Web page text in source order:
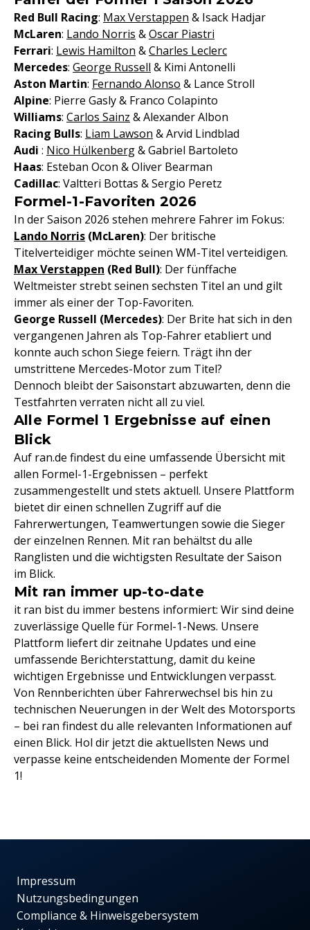
Red Bull Racing: Max Verstappen & Isack Hadjar
McLaren: Lando Norris &Oscar Piastri
Ferrari: Lewis Hamilton &Charles Leclerc
Mercedes: George Russell & Kimi Antonelli
Aston Martin: Fernando Alonso & Lance Stroll
Alpine: Pierre Gasly & Franco Colapinto
Williams: Carlos Sainz & Alexander Albon
Racing Bulls: Liam Lawson & Arvid Lindblad
Audi : Nico Hülkenberg& Gabriel Bartoleto
Haas: Esteban Ocon & Oliver Bearman
Cadillac: Valtteri Bottas & Sergio Peretz
Formel-1-Favoriten 2026
In der Saison 2026 stehen mehrere Fahrer im Fokus:
Lando Norris (McLaren): Der britische
Titelverteidiger möchte seinen WM-Titel verteidigen.
Max Verstappen (Red Bull): Der fünffache
Weltmeister strebt seinen sechsten Titel an und gilt
immer als einer der Top-Favoriten.
George Russell (Mercedes): Der Brite hat sich in den
vergangenen Jahren als Top-Fahrer etabliert und
konnte auch schon Siege feiern. Trägt ihn der
umstrittene Mercedes-Motor zum Titel?
Dennoch bleibt der Saisonstart abzuwarten, denn die
Testfahrten verraten nicht all zu viel.
Alle Formel 1 Ergebnisse auf einen
Blick
Auf ran.de findest du eine umfassende Übersicht mit
allen Formel-1-Ergebnissen – perfekt
zusammengestellt und stets aktuell. Unsere Plattform
bietet dir einen schnellen Zugriff auf die
Fahrerwertungen, Teamwertungen sowie die Sieger
der einzelnen Rennen. Mit ran behältst du alle
Ranglisten und die wichtigsten Resultate der Saison
im Blick.
Mit ran immer up-to-date
it ran bist du immer bestens informiert: Wir sind deine
zuverlässige Quelle für Formel-1-News. Unsere
Plattform liefert dir zeitnahe Updates und eine
umfassende Berichterstattung, damit du keine
wichtigen Ergebnisse und Entwicklungen verpasst.
Von Rennberichten über Fahrerwechsel bis hin zu
technischen Neuerungen in der Welt des Motorsports
– bei ran findest du alle relevanten Informationen auf
einen Blick. Hol dir jetzt die aktuellsten News und
verpasse keine entscheidenden Momente der Formel
1!
Impressum
Nutzungsbedingungen
Compliance & Hinweisgebersystem